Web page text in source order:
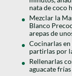
nata de coco
Mezclar la
Blanco
arepas de
Cocinarlas
partirlas por
Rellenarlas
aguacate